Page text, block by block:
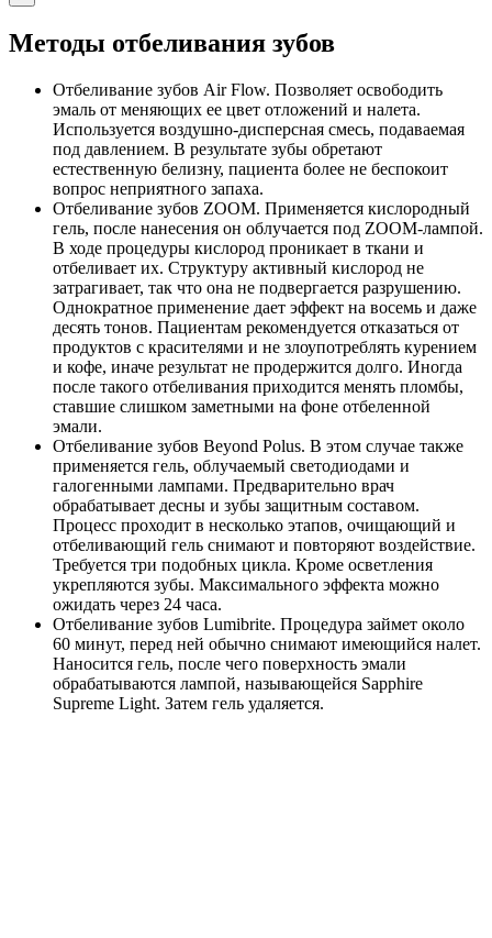
Методы отбеливания зубов
Отбеливание зубов Air Flow. Позволяет освободить
эмаль от меняющих ее цвет отложений и налета.
Используется воздушно-дисперсная смесь, подаваемая
под давлением. В результате зубы обретают
естественную белизну, пациента более не беспокоит
вопрос неприятного запаха.
Отбеливание зубов ZOOM. Применяется кислородный
гель, после нанесения он облучается под ZOOM-лампой.
В ходе процедуры кислород проникает в ткани и
отбеливает их. Структуру активный кислород не
затрагивает, так что она не подвергается разрушению.
Однократное применение дает эффект на восемь и даже
десять тонов. Пациентам рекомендуется отказаться от
продуктов с красителями и не злоупотреблять курением
и кофе, иначе результат не продержится долго. Иногда
после такого отбеливания приходится менять пломбы,
ставшие слишком заметными на фоне отбеленной
эмали.
Отбеливание зубов Beyond Polus. В этом случае также
применяется гель, облучаемый светодиодами и
галогенными лампами. Предварительно врач
обрабатывает десны и зубы защитным составом.
Процесс проходит в несколько этапов, очищающий и
отбеливающий гель снимают и повторяют воздействие.
Требуется три подобных цикла. Кроме осветления
укрепляются зубы. Максимального эффекта можно
ожидать через 24 часа.
Отбеливание зубов Lumibrite. Процедура займет около
60 минут, перед ней обычно снимают имеющийся налет.
Наносится гель, после чего поверхность эмали
обрабатываются лампой, называющейся Sapphire
Supreme Light. Затем гель удаляется.